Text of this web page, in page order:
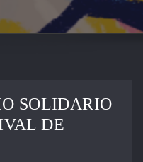
SOLIDARIO
DE